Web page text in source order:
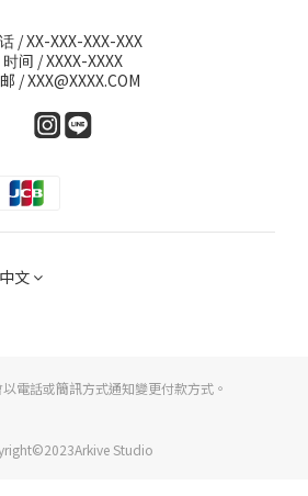
/ XX-XXX-XXX-XXX
时间 / XXXX-XXXX
/ XXX@XXXX.COM
文
電話或簡訊方式通知變更付款方式。
Studio